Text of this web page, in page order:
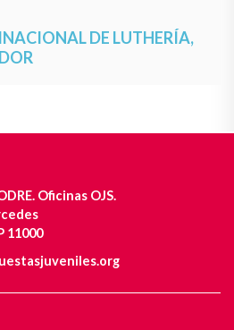
DE LUTHERÍA,
Oficinas OJS.
11000